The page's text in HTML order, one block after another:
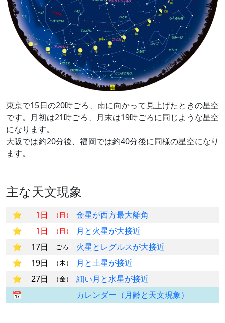
東京で15日の20時ごろ、南に向かって見上げたときの星空
です。月初は21時ごろ、月末は19時ごろに同じような星空
になります。
大阪では約20分後、福岡では約40分後に同様の星空になり
ます。
主な天文現象
1日 （日）
金星が西方最大離角
1日
（日）
月と火星が大接近
17日
ごろ
火星とレグルスが大接近
19日
（木）
月と土星が接近
27日
（金）
細い月と水星が接近
カレンダー（月齢と天文現象）